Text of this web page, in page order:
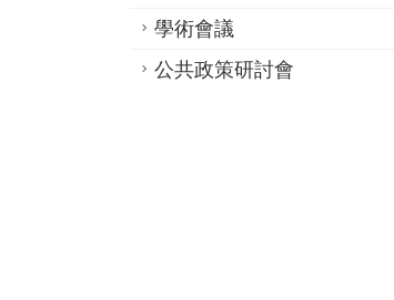
學術會議
公共政策研討會